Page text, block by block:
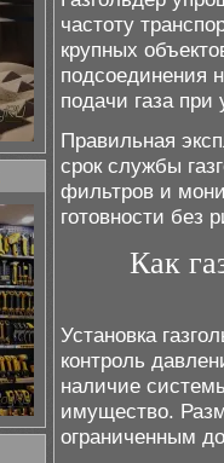
частоту
крупных
подсоединения
подачи газа при
Правильная
срок службы
фильтров и
готовности без
Как
Установка
контроль
наличие
имущество.
ограниченным